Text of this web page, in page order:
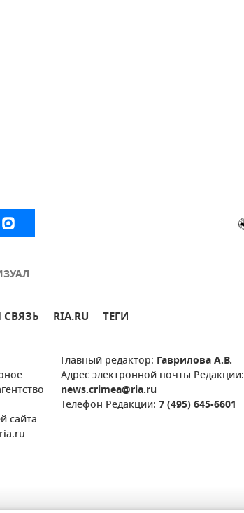
СВЯЗЬ RIA.RU ТЕГИ
сайта
Главный редактор: Гаврилова А.В.
Адрес электронной почты Редакции:
news.crimea@ria.ru
Телефон Редакции: 7 (495) 645-6601